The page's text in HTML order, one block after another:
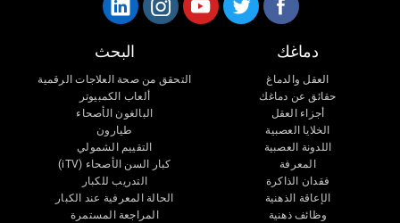
دماغك
العقل والدماغ
حقائق عن دماغك
أجزاء العقل
الخلايا العصبية
اللدونة العصبية
المعرفة
فقدان الذاكرة
الإعاقة الذهنية
وظائف ذهنية
البحث
التحقق من صحة العلاجات الرقمية
ألعاب الكمبيوتر
البالغون الأصحاء
طيارون
التقييم الشمولي
كبار السن الأصحاء (iTV)
التدريب للكبار
الحالة المعرفية عند الكبار
المراجعة المستمرة